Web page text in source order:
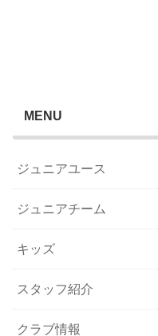
MENU
ジュニアユース
ジュニアチーム
キッズ
スタッフ紹介
クラブ情報